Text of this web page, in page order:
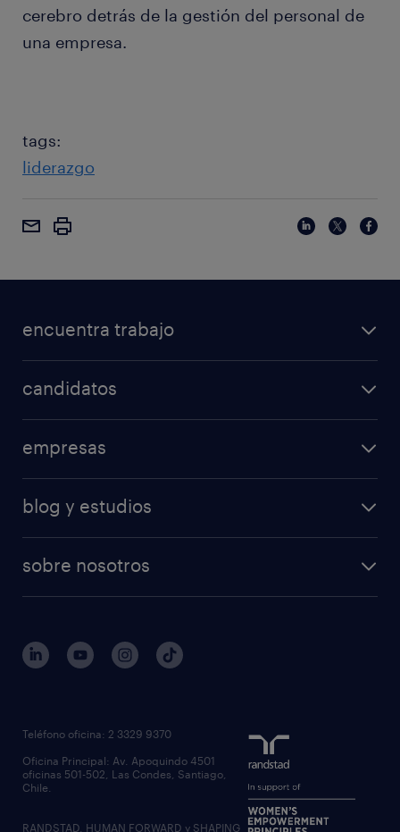
cerebro detrás de la gestión del personal de
una empresa.
tags:
liderazgo
encuentra trabajo
candidatos
empresas
blog y estudios
sobre nosotros
Teléfono oficina: 2 3329 9370
Oficina Principal: Av. Apoquindo 4501
oficinas 501-502, Las Condes, Santiago,
Chile.
RANDSTAD, HUMAN FORWARD y SHAPING